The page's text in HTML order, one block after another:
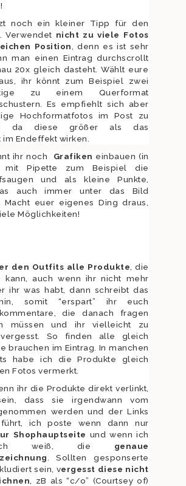
noch ein kleiner Tipp für den
Verwendet nicht zu viele Fotos
Position , denn es ist sehr
man einen Eintrag durchscrollt
20x gleich dasteht. Wählt eure
ihr könnt zum Beispiel zwei
zu einem Querformat
Es empfiehlt sich aber
Hochformatfotos im Post zu
da diese größer als das
Endeffekt wirken.
ihr noch Grafiken einbauen (in
mit Pipette zum Beispiel die
und als kleine Punkte,
auch immer unter das Bild
Macht euer eigenes Ding draus,
Möglichkeiten!
den Outfits alle Produkte , die
kann, auch wenn ihr nicht mehr
ihr was habt, dann schreibt das
somit “erspart” ihr euch
die danach fragen
müssen und ihr vielleicht zu
vergesst. So finden alle gleich
brauchen im Eintrag. In manchen
habe ich die Produkte gleich
Fotos vermerkt.
ihr die Produkte direkt verlinkt,
dass sie irgendwann vom
werden und der Links
ich poste wenn dann nur
Shophauptseite und wenn ich
weiß, die genaue
. Sollten gesponserte
sein, vergesst diese nicht
, zB als “c/o” (Courtsey of)